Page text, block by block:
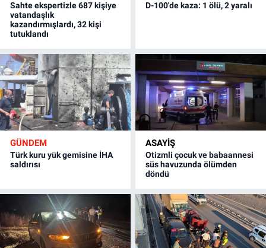
Sahte ekspertizle 687 kişiye
vatandaşlık
kazandırmışlardı, 32 kişi
tutuklandı
D-100'de kaza: 1 ölü, 2 yaralı
GÜNDEM
Türk kuru yük gemisine İHA
saldırısı
ASAYİŞ
Otizmli çocuk ve babaannesi
süs havuzunda ölümden
döndü